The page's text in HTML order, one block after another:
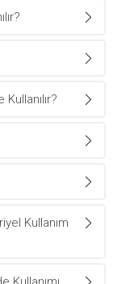
Kullanım